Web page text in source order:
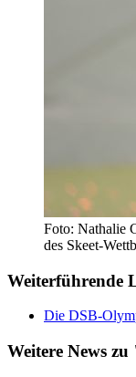
Foto: Nathalie
des Skeet-
Weiterführende
Die DSB-
Weitere News